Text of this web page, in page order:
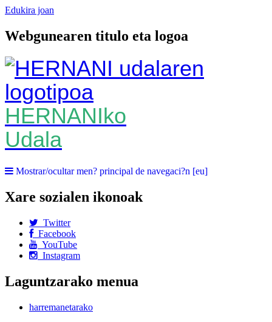
Edukira joan
Webgunearen titulo eta logoa
HERNANIko
Udala
Mostrar/ocultar men? principal de navegaci?n [eu]
Xare sozialen ikonoak
Twitter
Facebook
YouTube
Instagram
Laguntzarako menua
harremanetarako